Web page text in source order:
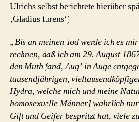
Ulrichs selbst berichtete hierüber
‚Gladius furens‘)
„Bis an meinen Tod werde ich es
rechnen, daß ich am 29. August
den Muth fand, Aug’ in Auge
tausendjährigen,
Hydra, welche mich und meine
homosexuelle Männer] wahrlich
Gift und Geifer bespritzt hat, viele